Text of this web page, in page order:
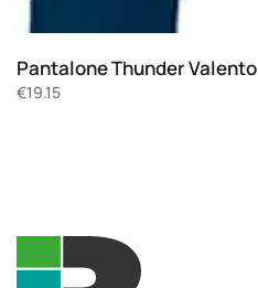
Pantalone Thunder Valento
€19.15